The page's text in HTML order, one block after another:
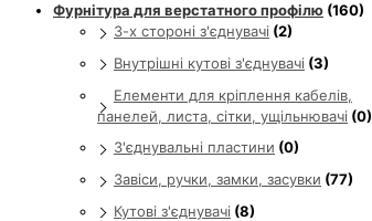
Фурнітура для верстатного профілю (160)
3-х стороні з'єднувачі (2)
Внутрішні кутові з'єднувачі (3)
Елементи для кріплення кабелів,
панелей, листа, сітки, ущільнювачі (0)
З'єднувальні пластини (0)
Завіси, ручки, замки, засувки (77)
Кутові з'єднувачі (8)